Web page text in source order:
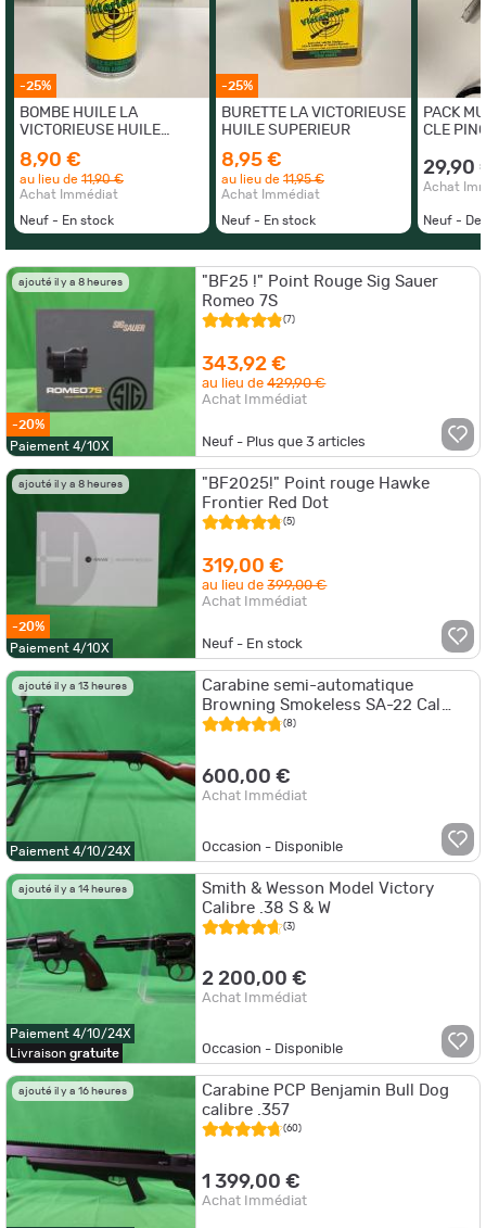
ajouté il y a 8 heures
-20%
Paiement 4/10X
"BF25 !" Point Rouge Sig Sauer
Romeo 7S
(7)
343,92 €
au lieu de429,90 €
Achat Immédiat
Neuf - Plus que3 articles
ajouté il y a 8 heures
-20%
Paiement 4/10X
"BF2025!" Point rouge Hawke
Frontier Red Dot
(5)
319,00 €
au lieu de399,00 €
Achat Immédiat
Neuf - En stock
ajouté il y a 13 heures
Paiement 4/10/24X
Carabine semi-automatique
Browning Smokeless SA-22 Cal
.22LR
(8)
600,00 €
Achat Immédiat
Occasion - Disponible
ajouté il y a 14 heures
Paiement 4/10/24X
Livraison gratuite
Smith & Wesson Model Victory
Calibre .38 S & W
(3)
2 200,00 €
Achat Immédiat
Occasion - Disponible
ajouté il y a 16 heures
Carabine PCP Benjamin Bull Dog
calibre .357
(60)
1 399,00 €
Achat Immédiat
-25%
BOMBE HUILE LA
VICTORIEUSE HUILE
8,90 €
au lieu de 11,90 €
Achat Immédiat
Neuf - En stock
-25%
BURETTE LA VICTORIEUSE
HUILE SUPERIEUR
8,95 €
au lieu de 11,95 €
Achat Immédiat
Neuf - En stock
PACK
CLE
29,90
Achat
Neuf -